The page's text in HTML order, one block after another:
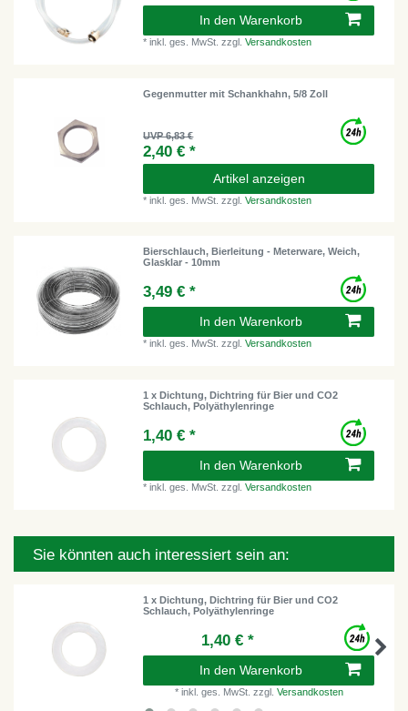
In den Warenkorb
*inkl. ges. MwSt. zzgl.Versandkosten
Gegenmutter mit Schankhahn, 5/8 Zoll
UVP 6,83 €
2,40 € *
Artikel anzeigen
*inkl. ges. MwSt. zzgl.Versandkosten
Bierschlauch, Bierleitung - Meterware, Weich,
Glasklar - 10mm
3,49 € *
In den Warenkorb
*inkl. ges. MwSt. zzgl.Versandkosten
1 x Dichtung, Dichtring für Bier und CO2
Schlauch, Polyäthylenringe
1,40 € *
In den Warenkorb
*inkl. ges. MwSt. zzgl.Versandkosten
Sie könnten auch interessiert sein an:
1 x Dichtung, Dichtring für Bier und CO2
Schlauch, Polyäthylenringe
1,40 € *
In den Warenkorb
* inkl. ges. MwSt. zzgl. Versandkosten